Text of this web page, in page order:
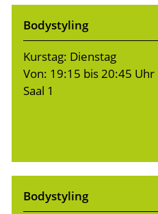
Bodystyling
Kurstag: Dienstag
Von: 19:15 bis 20:45 Uhr
Saal 1
Bodystyling